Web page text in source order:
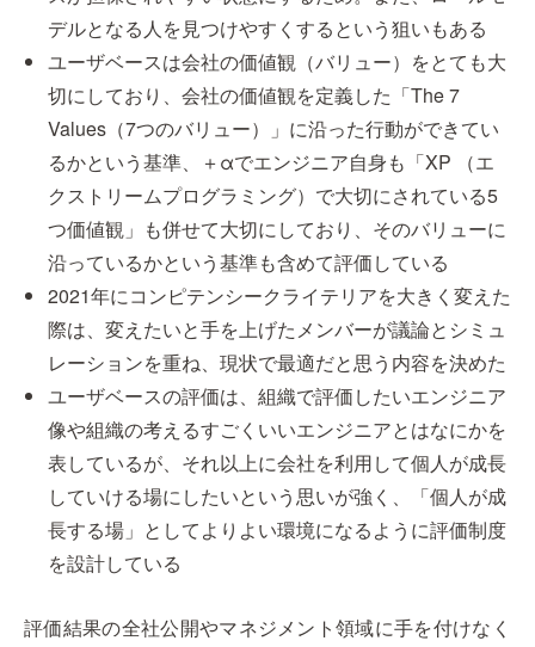
デルとなる人を見つけやすくするという狙いもある
ユーザベースは会社の価値観（バリュー）をとても大
切にしており、会社の価値観を定義した「The 7
Values（7つのバリュー）」に沿った行動ができてい
るかという基準、＋αでエンジニア自身も「XP （エ
クストリームプログラミング）で大切にされている5
つ価値観」も併せて大切にしており、そのバリューに
沿っているかという基準も含めて評価している
2021年にコンピテンシークライテリアを大きく変えた
際は、変えたいと手を上げたメンバーが議論とシミュ
レーションを重ね、現状で最適だと思う内容を決めた
ユーザベースの評価は、組織で評価したいエンジニア
像や組織の考えるすごくいいエンジニアとはなにかを
表しているが、それ以上に会社を利用して個人が成長
していける場にしたいという思いが強く、「個人が成
長する場」としてよりよい環境になるように評価制度
を設計している
評価結果の全社公開やマネジメント領域に手を付けなく